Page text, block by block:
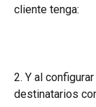
cliente tenga:
2. Y al
destinatarios